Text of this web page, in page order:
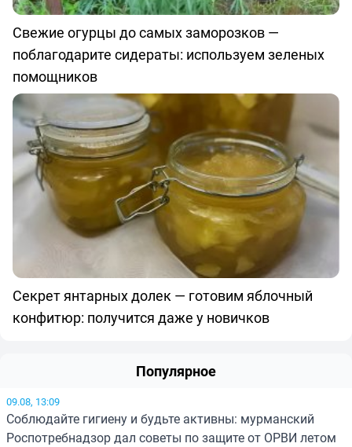
Свежие огурцы до самых заморозков —
поблагодарите сидераты: используем зеленых
помощников
Секрет янтарных долек — готовим яблочный
конфитюр: получится даже у новичков
Популярное
09.08, 13:09
Соблюдайте гигиену и будьте активны: мурманский
Роспотребнадзор дал советы по защите от ОРВИ летом